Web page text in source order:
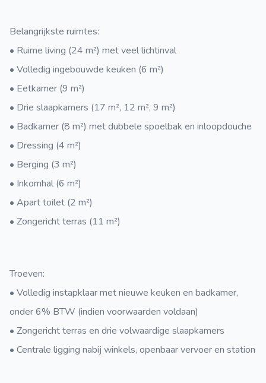
Belangrijkste ruimtes:
• Ruime living (24 m²) met veel lichtinval
• Volledig ingebouwde keuken (6 m²)
• Eetkamer (9 m²)
• Drie slaapkamers (17 m², 12 m², 9 m²)
• Badkamer (8 m²) met dubbele spoelbak en inloopdouche
• Dressing (4 m²)
• Berging (3 m²)
• Inkomhal (6 m²)
• Apart toilet (2 m²)
• Zongericht terras (11 m²)
Troeven:
• Volledig instapklaar met nieuwe keuken en badkamer,
onder 6% BTW (indien voorwaarden voldaan)
• Zongericht terras en drie volwaardige slaapkamers
• Centrale ligging nabij winkels, openbaar vervoer en station